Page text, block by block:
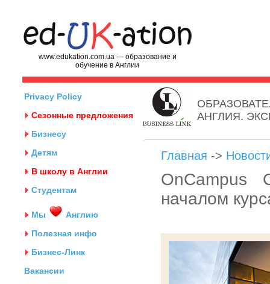
www.edukation.com.ua — образование и
обучение в Англии
Privacy Policy
Сезонные предложения
Бизнесу
Детям
В школу в Англии
Студентам
Мы
Англию
Полезная инфо
Бизнес-Линк
Вакансии
АНГЛИЯ.
Главная ->
OnCampus
началом